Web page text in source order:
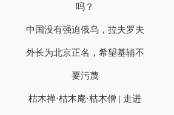
吗？
中国没有强迫俄乌，拉夫罗夫
外长为北京正名，希望基辅不
要污蔑
枯木禅·枯木庵·枯木僧 | 走进